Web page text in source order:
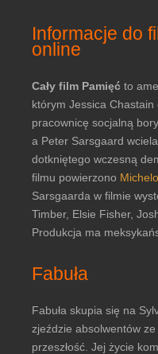
Informacje do
online
Cały film Pamięć to
którym Jessica
pracownicę socjalną
a Peter Sarsgaard
dotkniętego wczesną
filmu powierzono
Sarsgaarda w filmie
Timber, Elsie Fisher,
Produkcja ma
Fabuła
Fabuła skupia się na
zjeździe absolwentów
przeszłość. Jej życie